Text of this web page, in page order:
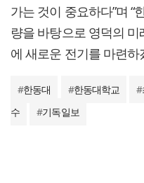
가는 것이 중요하다”며 “
량을 바탕으로 영덕의
에 새로운 전기를 마련하
#한동대 #한동대학교 #
수
#기독일보